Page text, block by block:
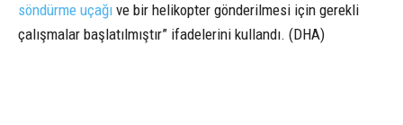
söndürme uçağı ve bir helikopter gönderilmesi için gerekli
çalışmalar başlatılmıştır” ifadelerini kullandı. (DHA)